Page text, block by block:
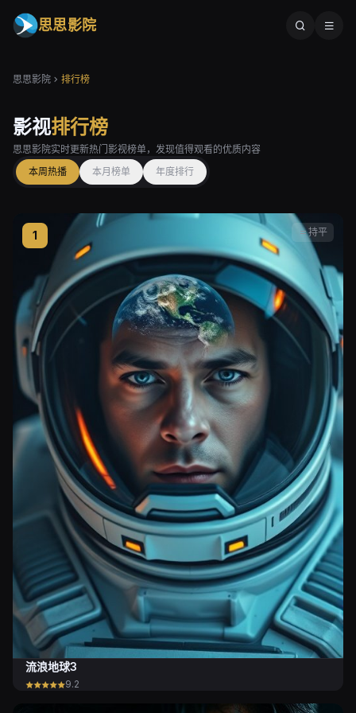
思思影院
思思影院 排行榜
影视排行榜
思思影院实时更新热门影视榜单，发现值得观看的优质内容
本周热播
本月榜单 年度排行
1 持平
流浪地球3
9.2